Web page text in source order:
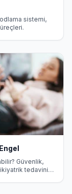
sistemi,
Güvenlik,
tedavinin